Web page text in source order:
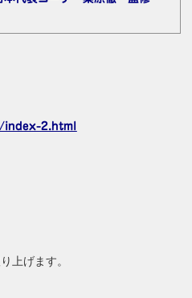
2.html
上げます。